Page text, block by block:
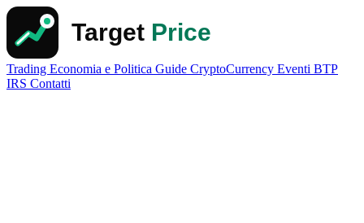
Trading Economia e Politica Guide CryptoCurrency Eventi BTP
IRS Contatti